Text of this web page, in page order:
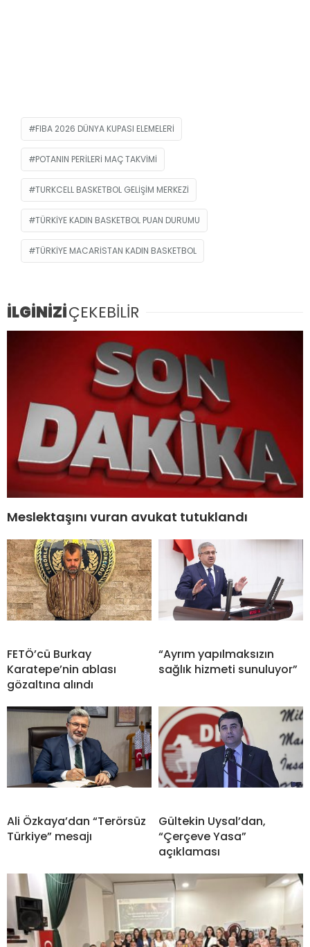
FIBA 2026 DÜNYA KUPASI ELEMELERI
POTANIN PERILERI MAÇ TAKVIMI
TURKCELL BASKETBOL GELIŞIM MERKEZI
TÜRKIYE KADIN BASKETBOL PUAN DURUMU
TÜRKIYE MACARISTAN KADIN BASKETBOL
İLGİNİZİÇEKEBİLİR
Meslektaşını vuran avukat tutuklandı
FETÖ’cü Burkay
Karatepe’nin ablası
gözaltına alındı
“Ayrım yapılmaksızın
sağlık hizmeti sunuluyor”
Ali Özkaya’dan “Terörsüz
Türkiye” mesajı
Gültekin Uysal’dan,
“Çerçeve Yasa”
açıklaması